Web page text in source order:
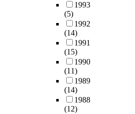
1993
(5)
1992
(14)
1991
(15)
1990
(11)
1989
(14)
1988
(12)